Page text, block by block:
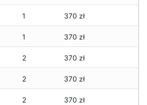
1 370 zł
1 370 zł
2 370 zł
2 370 zł
2 370 zł